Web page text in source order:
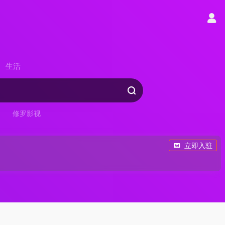
生活
修罗影视
立即入驻